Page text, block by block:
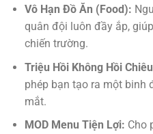
Vô Hạn Đồ Ăn (Food):
quân đội luôn đầy ắp,
chiến trường.
Triệu Hồi Không Hồi
phép bạn tạo ra một binh
mắt.
MOD Menu Tiện Lợi: Cho